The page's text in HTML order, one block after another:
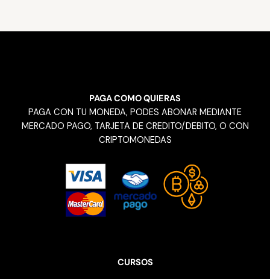
PAGA COMO QUIERAS
PAGA CON TU MONEDA, PODES ABONAR MEDIANTE
MERCADO PAGO, TARJETA DE CREDITO/DEBITO, O CON
CRIPTOMONEDAS
CURSOS